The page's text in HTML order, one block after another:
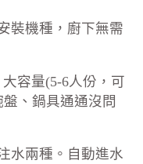
裝機種，廚下無需
大容量(5-6人份，可
、鍋具通通沒問
水兩種。自動進水